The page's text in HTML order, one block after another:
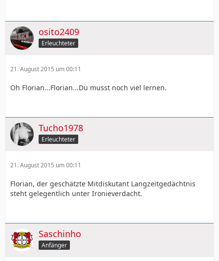
osito2409
Erleuchteter
21. August 2015 um 00:11
Oh Florian...Florian...Du musst noch viel lernen.
Tucho1978
Erleuchteter
21. August 2015 um 00:11
Florian, der geschätzte Mitdiskutant Langzeitgedächtnis
steht gelegentlich unter Ironieverdacht.
Saschinho
Anfänger